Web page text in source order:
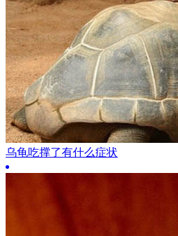
乌龟吃撑了有什么症状